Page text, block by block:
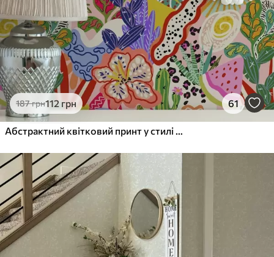
187грн112 грн 61
Абстрактний квітковий принт у стилі поп-арт